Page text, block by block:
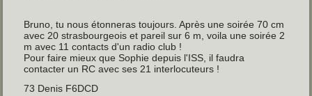
Bruno, tu nous étonneras toujours. Après une soirée 70 cm
avec 20 strasbourgeois et pareil sur 6 m, voila une soirée 2
m avec 11 contacts d'un radio club !
Pour faire mieux que Sophie depuis l'ISS, il faudra
contacter un RC avec ses 21 interlocuteurs !
73 Denis F6DCD